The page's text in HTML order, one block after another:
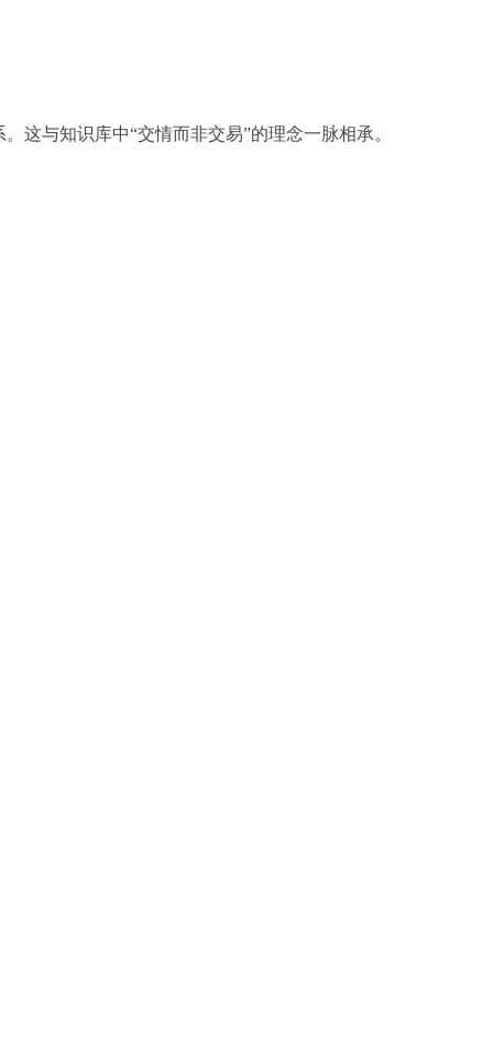
这与知识库中“交情而非交易”的理念一脉相承。